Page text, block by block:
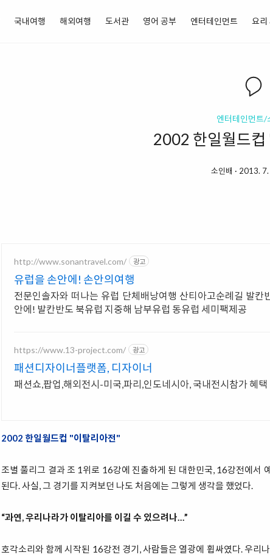
국내여행 해외여행 도서관 영어 공부 엔터테인먼트 요리
엔터테인먼트/
2002 한일월드
소인배 · 2013.
http://www.sonantravel.com/ 광고
유럽을 손안에! 손안의여행
전문인솔자와 떠나는 유럽 단체배낭여행 산티아고순례길 발칸
안에! 발칸반도 북유럽 지중해 남부유럽 동유럽 세미팩제공
https://www.13-project.com/ 광고
패션디자이너플랫폼, 디자이너
패션쇼,팝업,해외전시-미국,파리,인도네시아, 국내전시참가 혜택
2002 한일월드컵 "이탈리아전"
조별 풀리그 결과 조 1위로 16강에 진출하게 된 대한민국, 16강전에서
된다. 사실, 그 경기를 지켜보던 나도 처음에는 그렇게 생각을 했었다.
“과연, 우리나라가 이탈리아를 이길 수 있으려나…”
호각소리와 함께 시작된 16강전 경기, 사람들은 열광에 휩싸였다. 우리